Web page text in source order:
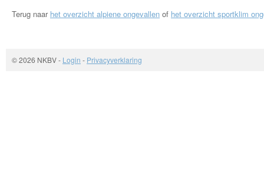
Terug naar het overzicht alpiene ongevallen of het overzicht sportklim
© 2026 NKBV- Login - Privacyverklaring